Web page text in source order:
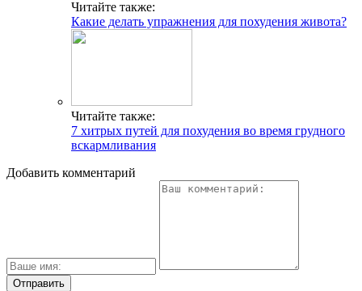
Читайте также:
Какие делать упражнения для похудения живота?
Читайте также:
7 хитрых путей для похудения во время грудного
вскармливания
Добавить комментарий